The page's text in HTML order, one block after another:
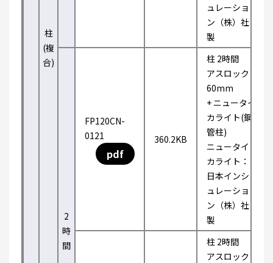
柱
(複
合)
ュレーショ
ン（株）社
製
2
時
間
FP120CN-
0121
pdf
360.2KB
柱 2時間
アスロック
60mm
+ ニュータイ
カライト(鋼
管柱)
ニュータイ
カライト：
日本インシ
ュレーショ
ン（株）社
製
柱 2時間
アスロック